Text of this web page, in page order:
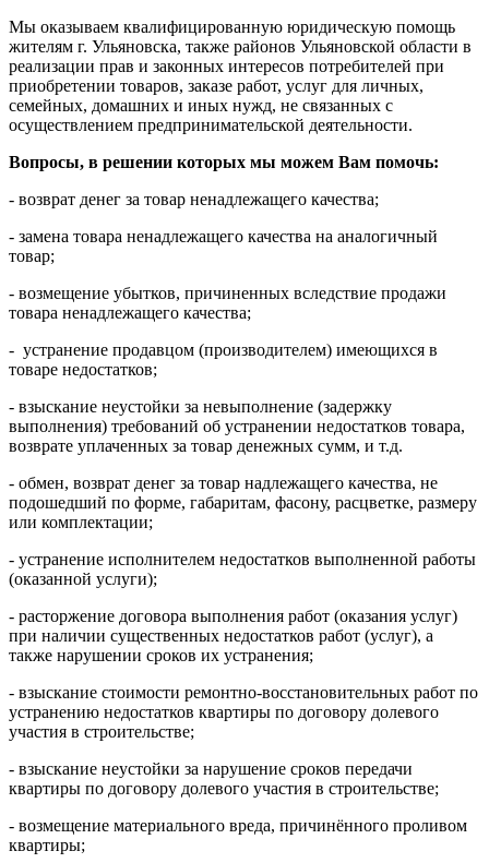
Мы оказываем квалифицированную юридическую помощь
жителям г. Ульяновска, также районов Ульяновской области в
реализации прав и законных интересов потребителей при
приобретении товаров, заказе работ, услуг для личных,
семейных, домашних и иных нужд, не связанных с
осуществлением предпринимательской деятельности.
Вопросы, в решении которых мы можем Вам помочь:
- возврат денег за товар ненадлежащего качества;
- замена товара ненадлежащего качества на аналогичный
товар;
- возмещение убытков, причиненных вследствие продажи
товара ненадлежащего качества;
- устранение продавцом (производителем) имеющихся в
товаре недостатков;
- взыскание неустойки за невыполнение (задержку
выполнения) требований об устранении недостатков товара,
возврате уплаченных за товар денежных сумм, и т.д.
- обмен, возврат денег за товар надлежащего качества, не
подошедший по форме, габаритам, фасону, расцветке, размеру
или комплектации;
- устранение исполнителем недостатков выполненной работы
(оказанной услуги);
- расторжение договора выполнения работ (оказания услуг)
при наличии существенных недостатков работ (услуг), а
также нарушении сроков их устранения;
- взыскание стоимости ремонтно-восстановительных работ по
устранению недостатков квартиры по договору долевого
участия в строительстве;
- взыскание неустойки за нарушение сроков передачи
квартиры по договору долевого участия в строительстве;
- возмещение материального вреда, причинённого проливом
квартиры;